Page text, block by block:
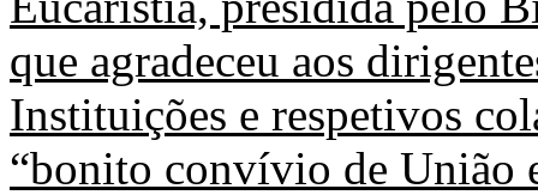
que agradeceu aos
Instituições e respetivos
“bonito convívio de União